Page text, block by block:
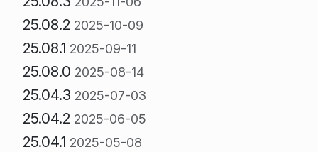
25.08.2 2025-10-09
25.08.1 2025-09-11
25.08.0 2025-08-14
25.04.3 2025-07-03
25.04.2 2025-06-05
25.04.1 2025-05-08